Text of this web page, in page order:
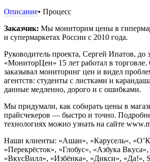
Описание• Процесс
Заказчик: Мы мониторим цены в
и супермаркетах России с 2010 года.
Руководитель проекта, Сергей Ипатов, до
«МониторЦен» 15 лет работал в торговле.
заказывал мониторинг цен и видел
агентств: студенты с листками и
данные медленно, дорого и с ошибками.
Мы придумали, как собирать цены в
прайсчекеров — быстро и точно.
технологиях можно узнать на сайте
Наши клиенты: «Ашан», «Карусель»,
«Перекрёсток», «Глобус», «Азбука
«ВкусВилл», «Избёнка», «Дикси», «Да!»,